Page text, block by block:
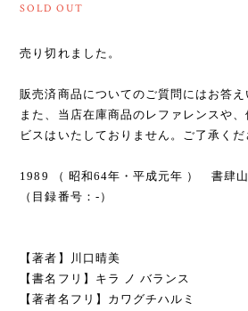
SOLD OUT
売り切れました。
販売済商品についてのご質問にはお答え
また、当店在庫商品のレファレンスや
ビスはいたしておりません。ご了承くだ
1989 （ 昭和64年・平成元年 ） 書
（目録番号：-）
【著者】川口晴美
【書名フリ】キラ ノ バランス
【著者名フリ】カワグチハルミ